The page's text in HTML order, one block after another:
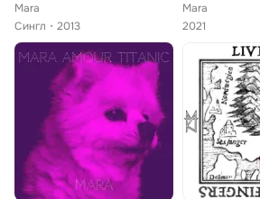
Mara
Сингл
2013
Mara
2021